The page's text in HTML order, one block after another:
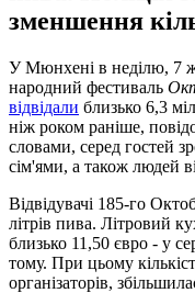
зменшення
У Мюнхені в неділю, 7
народний фестиваль
відвідали близько 6,3
ніж роком раніше,
словами, серед гостей
сім'ями, а також людей
Відвідувачі 185-го
літрів пива. Літровий
близько 11,50 євро - у
тому. При цьому
організаторів,